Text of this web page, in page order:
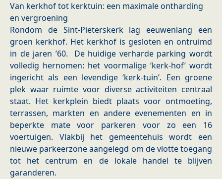
Van kerkhof tot kerktuin: een maximale ontharding
en vergroening
Rondom de Sint-Pieterskerk lag eeuwenlang een
groen kerkhof. Het kerkhof is gesloten en ontruimd
in de jaren ’60. De huidige verharde parking wordt
volledig hernomen: het voormalige ‘kerk-hof’ wordt
ingericht als een levendige ‘kerk-tuin’. Een groene
plek waar ruimte voor diverse activiteiten centraal
staat. Het kerkplein biedt plaats voor ontmoeting,
terrassen, markten en andere evenementen en in
beperkte mate voor parkeren voor zo een 16
voertuigen. Vlakbij het gemeentehuis wordt een
nieuwe parkeerzone aangelegd om de vlotte toegang
tot het centrum en de lokale handel te blijven
garanderen.